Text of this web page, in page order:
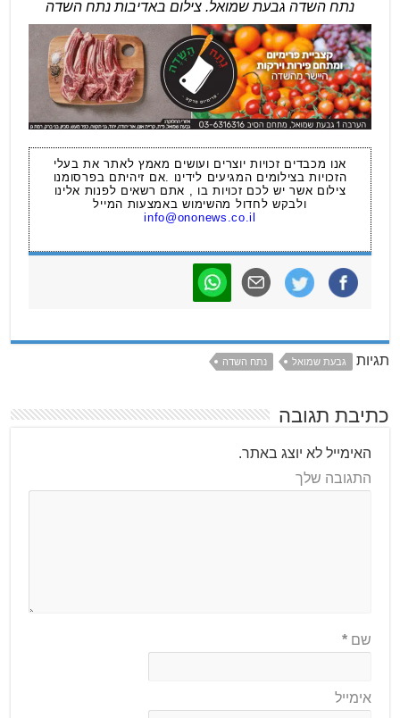
נתח השדה גבעת שמואל. צילום באדיבות נתח השדה
אנו מכבדים זכויות יוצרים ועושים מאמץ לאתר את בעלי
הזכויות בצילומים המגיעים לידינו .אם זיהיתם בפרסומנו
צילום אשר יש לכם זכויות בו , אתם רשאים לפנות אלינו
ולבקש לחדול מהשימוש באמצעות המייל
info@ononews.co.il
תגיות גבעת שמואל נתח השדה
כתיבת תגובה
האימייל לא יוצג באתר.
התגובה שלך
שם*
אימייל